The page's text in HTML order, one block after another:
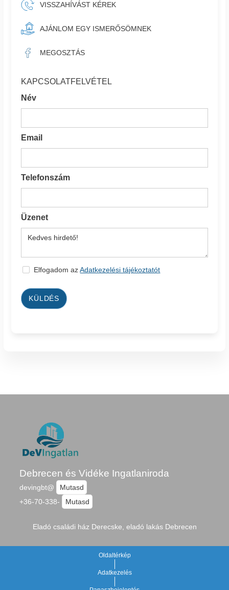
VISSZAHÍVÁST KÉREK
AJÁNLOM EGY ISMERŐSÖMNEK
MEGOSZTÁS
KAPCSOLATFELVÉTEL
Név
Email
Telefonszám
Üzenet
Elfogadom azAdatkezelési tájékoztatót
KÜLDÉS
Debrecen és Vidéke Ingatlaniroda
devingbt@
Mutasd
+36-70-338-
Mutasd
Eladó családi ház Derecske, eladó lakás Debrecen
Oldaltérkép
Adatkezelés